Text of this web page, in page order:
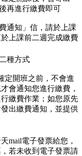
再進行繳費即可
通知」信，請於上課
上課前二週完成繳費
種方式
定開班之前，不會進
會通知您進行繳費，
繳費作業；如您原先
出繳費通知，並提供
mail電子發票給您，
若未收到電子發票請